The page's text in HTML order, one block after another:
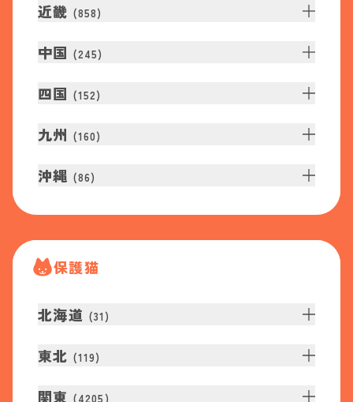
近畿 (858)
中国 (245)
四国 (152)
九州 (160)
沖縄 (86)
保護猫
北海道 (31 )
東北 (119)
関東 (4205 )